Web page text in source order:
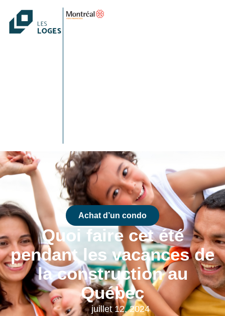
Achat d’un condo
Quoi faire cet été
pendant les vacances de
la construction au
Québec
juillet 12, 2024